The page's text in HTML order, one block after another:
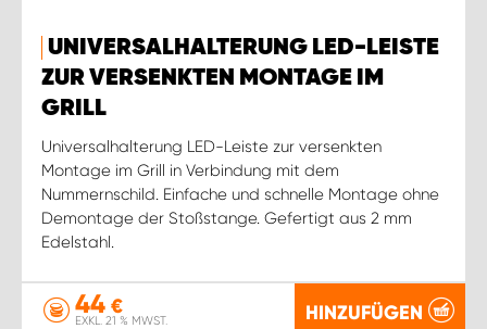
UNIVERSALHALTERUNG LED-LEISTE
ZUR VERSENKTEN MONTAGE IM
GRILL
Universalhalterung LED-Leiste zur versenkten
Montage im Grill in Verbindung mit dem
Nummernschild. Einfache und schnelle Montage ohne
Demontage der Stoßstange. Gefertigt aus 2 mm
Edelstahl.
44 €
EXKL. 21 % MWST. HINZUFÜGEN